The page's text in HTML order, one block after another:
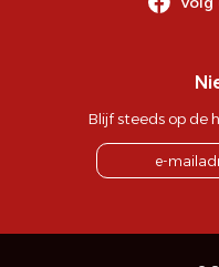
Blijf steeds op de